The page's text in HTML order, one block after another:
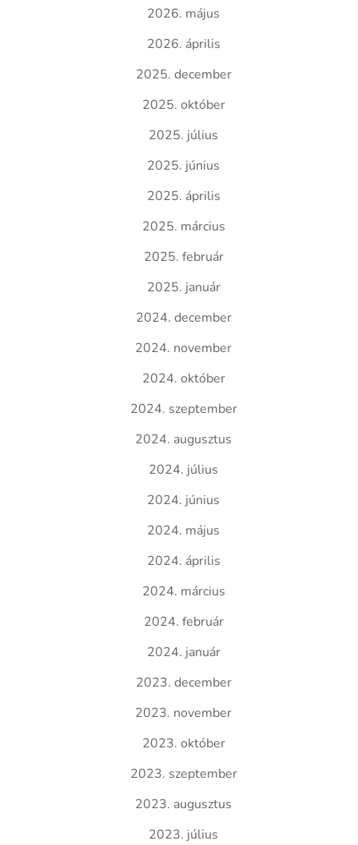
2026. május
2026. április
2025. december
2025. október
2025. július
2025. június
2025. április
2025. március
2025. február
2025. január
2024. december
2024. november
2024. október
2024. szeptember
2024. augusztus
2024. július
2024. június
2024. május
2024. április
2024. március
2024. február
2024. január
2023. december
2023. november
2023. október
2023. szeptember
2023. augusztus
2023. július